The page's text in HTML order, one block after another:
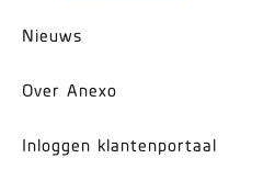
Nieuws
Over Anexo
Inloggen klantenportaal